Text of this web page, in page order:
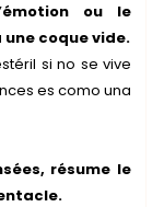
ou le
coque vide.
si no se vive
es como una
résume le